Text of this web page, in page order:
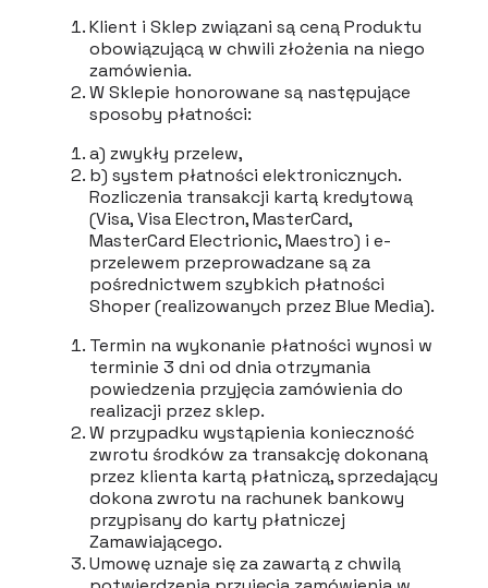
Klient i Sklep związani są ceną Produktu
obowiązującą w chwili złożenia na niego
zamówienia.
W Sklepie honorowane są następujące
sposoby płatności:
a) zwykły przelew,
b) system płatności elektronicznych.
Rozliczenia transakcji kartą kredytową
(Visa, Visa Electron, MasterCard,
MasterCard Electrionic, Maestro) i e-
przelewem przeprowadzane są za
pośrednictwem szybkich płatności
Shoper (realizowanych przez Blue Media).
Termin na wykonanie płatności wynosi w
terminie 3 dni od dnia otrzymania
powiedzenia przyjęcia zamówienia do
realizacji przez sklep.
W przypadku wystąpienia konieczność
zwrotu środków za transakcję dokonaną
przez klienta kartą płatniczą, sprzedający
dokona zwrotu na rachunek bankowy
przypisany do karty płatniczej
Zamawiającego.
Umowę uznaje się za zawartą z chwilą